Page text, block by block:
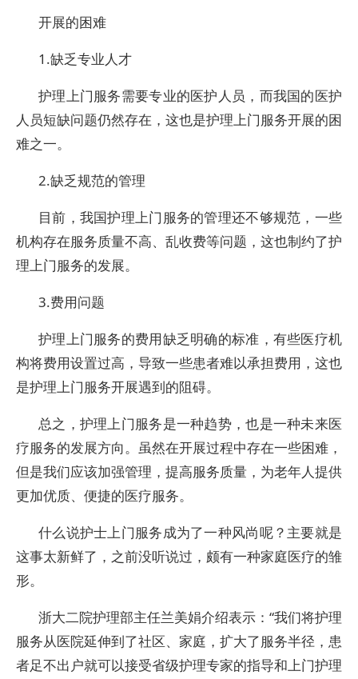
开展的困难
1.缺乏专业人才
护理上门服务需要专业的医护人员，而我国的医护
人员短缺问题仍然存在，这也是护理上门服务开展的困
难之一。
2.缺乏规范的管理
目前，我国护理上门服务的管理还不够规范，一些
机构存在服务质量不高、乱收费等问题，这也制约了护
理上门服务的发展。
3.费用问题
护理上门服务的费用缺乏明确的标准，有些医疗机
构将费用设置过高，导致一些患者难以承担费用，这也
是护理上门服务开展遇到的阻碍。
总之，护理上门服务是一种趋势，也是一种未来医
疗服务的发展方向。虽然在开展过程中存在一些困难，
但是我们应该加强管理，提高服务质量，为老年人提供
更加优质、便捷的医疗服务。
什么说护士上门服务成为了一种风尚呢？主要就是
这事太新鲜了，之前没听说过，颇有一种家庭医疗的雏
形。
浙大二院护理部主任兰美娟介绍表示：“我们将护理
服务从医院延伸到了社区、家庭，扩大了服务半径，患
者足不出户就可以接受省级护理专家的指导和上门护理